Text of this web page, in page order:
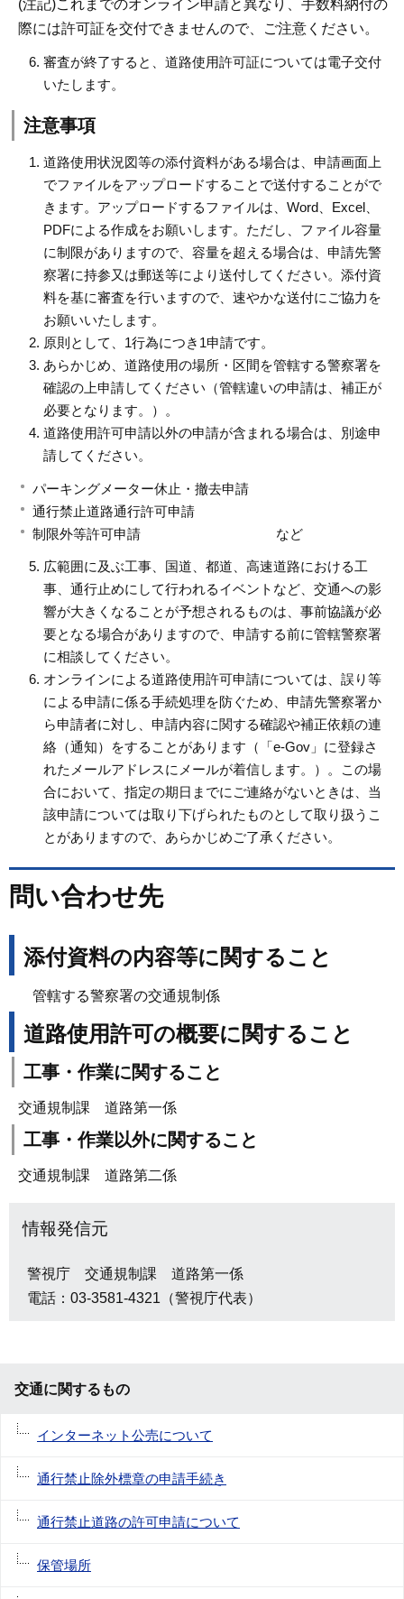
(注記)これまでのオンライン申請と異なり、手数料納付の
際には許可証を交付できませんので、ご注意ください。
審査が終了すると、道路使用許可証については電子交付
いたします。
注意事項
道路使用状況図等の添付資料がある場合は、申請画面上
でファイルをアップロードすることで送付することがで
きます。アップロードするファイルは、Word、Excel、
PDFによる作成をお願いします。ただし、ファイル容量
に制限がありますので、容量を超える場合は、申請先警
察署に持参又は郵送等により送付してください。添付資
料を基に審査を行いますので、速やかな送付にご協力を
お願いいたします。
原則として、1行為につき1申請です。
あらかじめ、道路使用の場所・区間を管轄する警察署を
確認の上申請してください（管轄違いの申請は、補正が
必要となります。）。
道路使用許可申請以外の申請が含まれる場合は、別途申
請してください。
パーキングメーター休止・撤去申請
通行禁止道路通行許可申請
制限外等許可申請 など
広範囲に及ぶ工事、国道、都道、高速道路における工
事、通行止めにして行われるイベントなど、交通への影
響が大きくなることが予想されるものは、事前協議が必
要となる場合がありますので、申請する前に管轄警察署
に相談してください。
オンラインによる道路使用許可申請については、誤り等
による申請に係る手続処理を防ぐため、申請先警察署か
ら申請者に対し、申請内容に関する確認や補正依頼の連
絡（通知）をすることがあります（「e-Gov」に登録さ
れたメールアドレスにメールが着信します。）。この場
合において、指定の期日までにご連絡がないときは、当
該申請については取り下げられたものとして取り扱うこ
とがありますので、あらかじめご了承ください。
問い合わせ先
添付資料の内容等に関すること
管轄する警察署の交通規制係
道路使用許可の概要に関すること
工事・作業に関すること
交通規制課 道路第一係
工事・作業以外に関すること
交通規制課 道路第二係
情報発信元
警視庁 交通規制課 道路第一係
電話：03-3581-4321（警視庁代表）
交通に関するもの
インターネット公売について
通行禁止除外標章の申請手続き
通行禁止道路の許可申請について
保管場所